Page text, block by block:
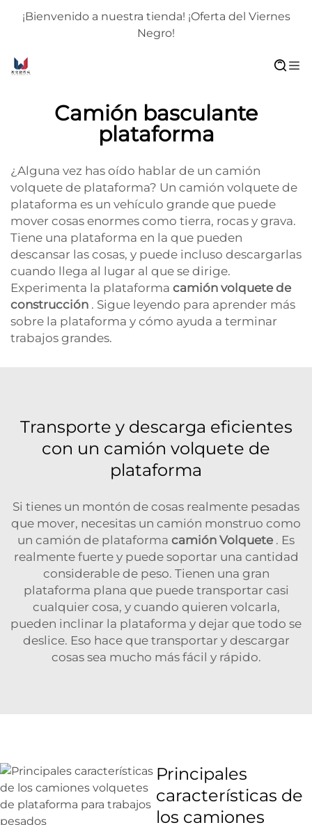
¡Bienvenido a nuestra tienda! ¡Oferta del Viernes
Negro!
Camión basculante
plataforma
¿Alguna vez has oído hablar de un camión
volquete de plataforma? Un camión volquete de
plataforma es un vehículo grande que puede
mover cosas enormes como tierra, rocas y grava.
Tiene una plataforma en la que pueden
descansar las cosas, y puede incluso descargarlas
cuando llega al lugar al que se dirige.
Experimenta la plataforma camión volquete de
construcción . Sigue leyendo para aprender más
sobre la plataforma y cómo ayuda a terminar
trabajos grandes.
Transporte y descarga eficientes
con un camión volquete de
plataforma
Si tienes un montón de cosas realmente pesadas
que mover, necesitas un camión monstruo como
un camión de plataforma camión Volquete . Es
realmente fuerte y puede soportar una cantidad
considerable de peso. Tienen una gran
plataforma plana que puede transportar casi
cualquier cosa, y cuando quieren volcarla,
pueden inclinar la plataforma y dejar que todo se
deslice. Eso hace que transportar y descargar
cosas sea mucho más fácil y rápido.
Principales
características de
los camiones